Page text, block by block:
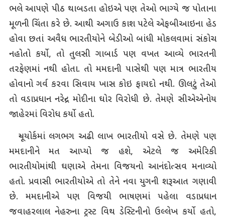
ભલે આપણે પીઠ થાબડતા હોઇએ પણ તેઓ ભાગ્યે જ પોતાના
મૂળની ચિંતા કરે છે. આથી અગાઉ કાશ પટેલે એફબીઆઇના હેડ
હોવા છતાં અવૈધ ભારતીયોને બેડીઓ બાંધી મોકલવામાં સંકોચ
નહોતો કર્યો, તો તુલસી ગાબાર્ડ પણ વખત આવ્યે ભારતની
તરફેણમાં નથી હોતા. તો મમદાની પાસેથી પણ માત્ર ભારતીય
હોવાનો ગર્વ કરવા સિવાય ખાસ કોઇ ફાયદો નથી. ઊલટું તેઓ
તો વડાપ્રધાન નરેન્દ્ર મોદીના ઘોર વિરોધી છે. તેમણે સીએએનોય
જાહેરમાં વિરોધ કર્યો હતો.
ન્યૂયોર્કમાં લગભગ અઢી લાખ ભારતીયો વસે છે. તેમણે પણ
મમદાનીને મત આપ્યો જ હશે, એટલે જ અમેરિકી
ભારતીયોમાંથી ઘણાએ તેમના વિજયનો આનંદોત્સવ મનાવ્યો
હતો. પ્રવાસી ભારતીયોએ તો તેને નવા યુગની શરૂઆત ગણાવી
છે. મમદાનીએ પણ વિજયી ભાષણમાં પહેલા વડાપ્રધાન
જવાહરલાલ નેહરુના ટ્રસ્ટ વિથ ડેસ્ટિનીનો ઉલ્લેખ કર્યો હતો,